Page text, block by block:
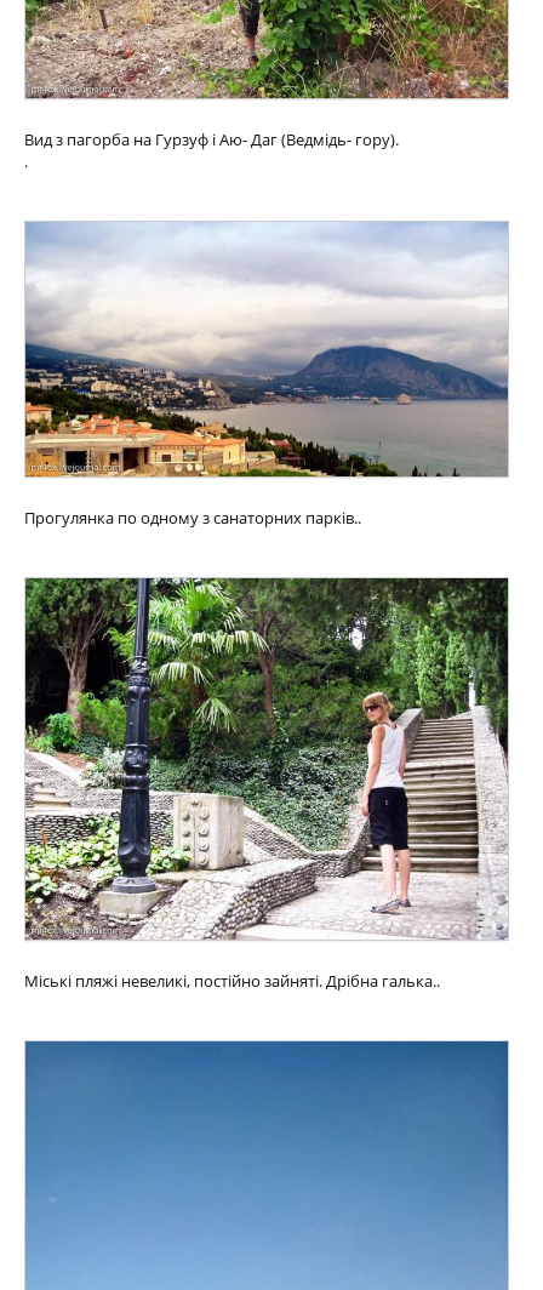
Вид з пагорба на Гурзуф і Аю- Даг (Ведмідь- гору).
.
Прогулянка по одному з санаторних парків..
Міські пляжі невеликі, постійно зайняті. Дрібна галька..